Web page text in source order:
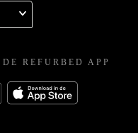
REFURBED APP